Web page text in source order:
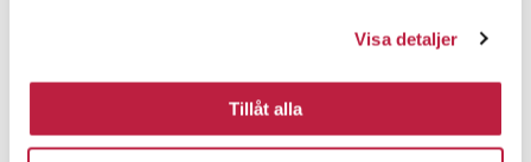
Visa detaljer
Tillåt alla